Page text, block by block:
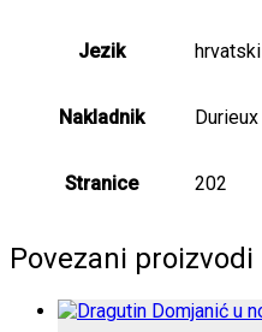
Jezik hrvatski
Nakladnik Durieux
Stranice 202
Povezani proizvodi